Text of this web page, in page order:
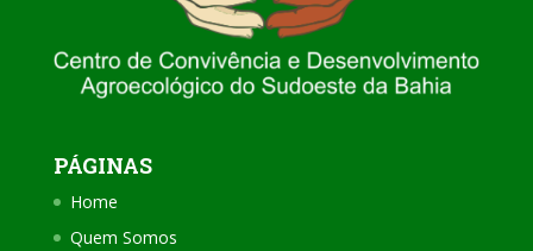
PÁGINAS
Home
Quem Somos